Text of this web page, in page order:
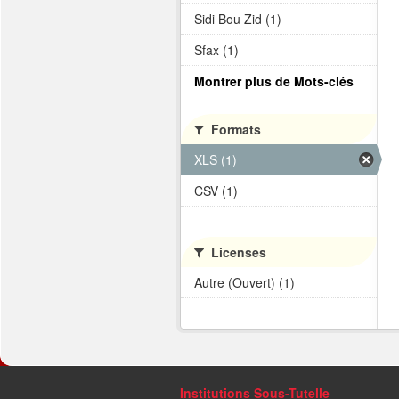
Sidi Bou Zid (1)
Sfax (1)
Montrer plus de Mots-clés
Formats
XLS (1)
CSV (1)
Licenses
Autre (Ouvert) (1)
Institutions Sous-Tutelle